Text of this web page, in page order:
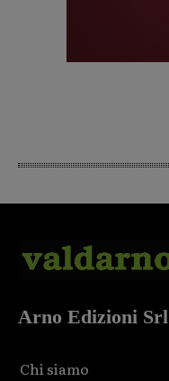
Arno Edizioni Srl
Chi siamo